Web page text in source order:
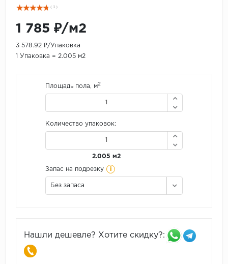
( 3 )
1 785 ₽/м2
3 578.92 ₽/Упаковка
1 Упаковка = 2.005 м2
Площадь пола, м2
Количество упаковок:
2.005 м2
Запас на подрезку i
Без запаса
Нашли дешевле? Хотите скидку?: